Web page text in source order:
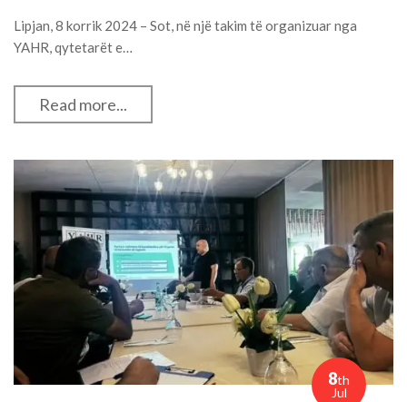
Lipjan, 8 korrik 2024 – Sot, në një takim të organizuar nga
YAHR, qytetarët e…
Read more...
8th
Jul